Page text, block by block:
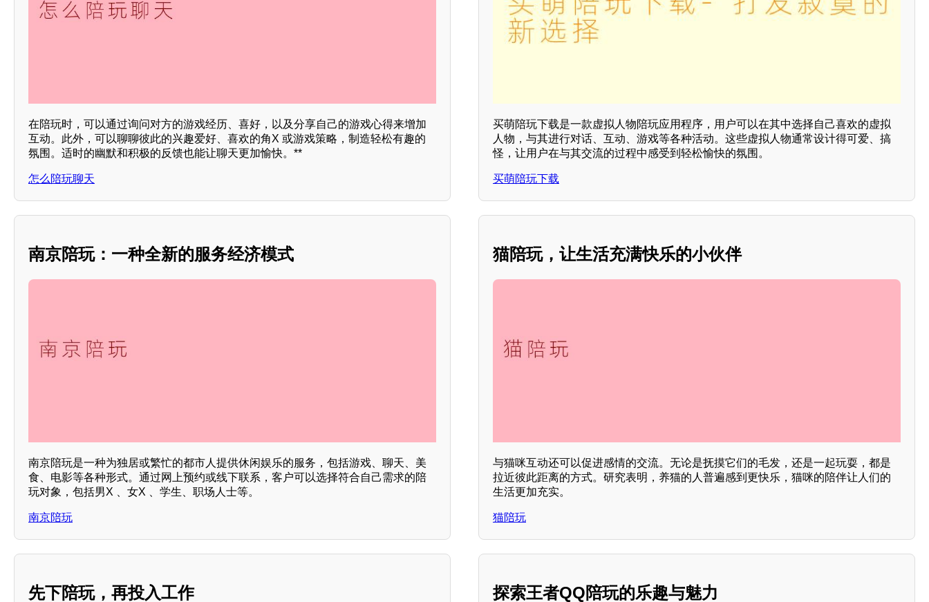
在陪玩时，可以通过询问对方的游戏经历、喜好，以及分享自己的游戏心得来增加
互动。此外，可以聊聊彼此的兴趣爱好、喜欢的角X 或游戏策略，制造轻松有趣的
氛围。适时的幽默和积极的反馈也能让聊天更加愉快。**
怎么陪玩聊天
买萌陪玩下载是一款虚拟人物陪玩应用程序，用户可以在其中选择自己喜欢的虚拟
人物，与其进行对话、互动、游戏等各种活动。这些虚拟人物通常设计得可爱、搞
怪，让用户在与其交流的过程中感受到轻松愉快的氛围。
买萌陪玩下载
南京陪玩：一种全新的服务经济模式
南京陪玩是一种为独居或繁忙的都市人提供休闲娱乐的服务，包括游戏、聊天、美
食、电影等各种形式。通过网上预约或线下联系，客户可以选择符合自己需求的陪
玩对象，包括男X 、女X 、学生、职场人士等。
南京陪玩
猫陪玩，让生活充满快乐的小伙伴
与猫咪互动还可以促进感情的交流。无论是抚摸它们的毛发，还是一起玩耍，都是
拉近彼此距离的方式。研究表明，养猫的人普遍感到更快乐，猫咪的陪伴让人们的
生活更加充实。
猫陪玩
先下陪玩，再投入工作 探索王者QQ陪玩的乐趣与魅力